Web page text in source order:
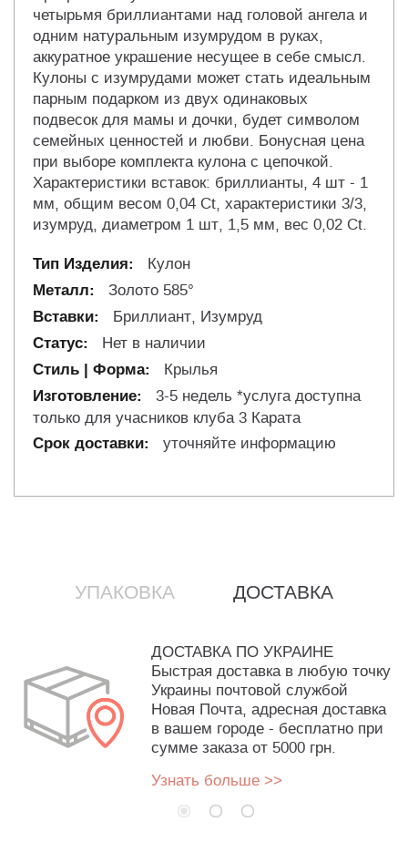
четырьмя бриллиантами над головой ангела и
одним натуральным изумрудом в руках,
аккуратное украшение несущее в себе смысл.
Кулоны с изумрудами может стать идеальным
парным подарком из двух одинаковых
подвесок для мамы и дочки, будет символом
семейных ценностей и любви. Бонусная цена
при выборе комплекта кулона с цепочкой.
Характеристики вставок: бриллианты, 4 шт - 1
мм, общим весом 0,04 Ct, характеристики 3/3,
изумруд, диаметром 1 шт, 1,5 мм, вес 0,02 Ct.
Кулон
Золото 585°
Бриллиант, Изумруд
Нет в наличии
Крылья
3-5 недель *услуга доступна
только для учасников клуба 3 Карата
уточняйте информацию
УПАКОВКА ДОСТАВКА
ДОСТАВКА ПО УКРАИНЕ
Быстрая доставка в любую точку
Украины почтовой службой
Новая Почта, адресная доставка
в вашем городе - бесплатно при
сумме заказа от 5000 грн.
Узнать больше >>